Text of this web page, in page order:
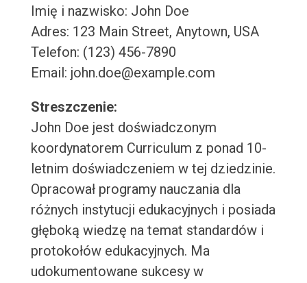
Imię i nazwisko: John Doe
Adres: 123 Main Street, Anytown, USA
Telefon: (123) 456-7890
Email: john.doe@example.com
Streszczenie:
John Doe jest doświadczonym
koordynatorem Curriculum z ponad 10-
letnim doświadczeniem w tej dziedzinie.
Opracował programy nauczania dla
różnych instytucji edukacyjnych i posiada
głęboką wiedzę na temat standardów i
protokołów edukacyjnych. Ma
udokumentowane sukcesy w